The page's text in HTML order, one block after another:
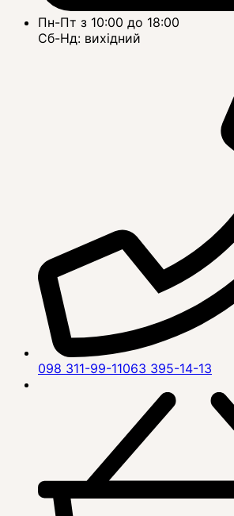
Пн-Пт з 10:00 до 18:00
Сб-Нд: вихідний
098 311-99-11063 395-14-13